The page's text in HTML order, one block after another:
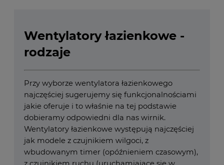
Wentylatory łazienkowe -
rodzaje
Przy wyborze wentylatora łazienkowego
najczęściej sugerujemy się funkcjonalnościami
jakie oferuje i to właśnie na tej podstawie
dobieramy odpowiedni dla nas wirnik.
Wentylatory łazienkowe występują najczęściej
jak modele z czujnikiem wilgoci, z
wbudowanym timer (opóźnieniem czasowym),